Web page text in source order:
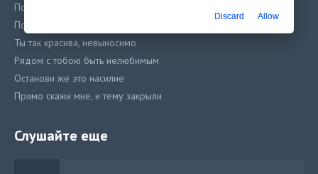
Поцелуи под луной или в платье белом
Почему же не со мной?
Ты так красива, невыносимо
Рядом с тобою быть нелюбимым
Останови же это насилие
Прямо скажи мне, и тему закрыли
Но не замечаю перемен, горечь и обида
Слушайте еще
Discard Allow